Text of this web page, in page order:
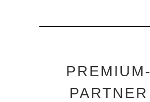
PREMIUM-
PARTNER